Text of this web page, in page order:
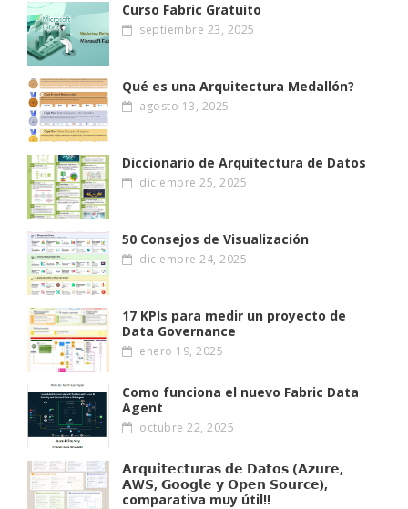
Curso Fabric Gratuito
septiembre 23, 2025
Qué es una Arquitectura Medallón?
agosto 13, 2025
Diccionario de Arquitectura de Datos
diciembre 25, 2025
50 Consejos de Visualización
diciembre 24, 2025
17 KPIs para medir un proyecto de
Data Governance
enero 19, 2025
Como funciona el nuevo Fabric Data
Agent
octubre 22, 2025
𝗔𝗿𝗾𝘂𝗶𝘁𝗲𝗰𝘁𝘂𝗿𝗮𝘀 𝗱𝗲 𝗗𝗮𝘁𝗼𝘀 (𝗔𝘇𝘂𝗿𝗲,
𝗔W𝗦, 𝗚𝗼𝗼𝗴𝗹𝗲 𝘆 𝗢𝗽𝗲𝗻 𝗦𝗼𝘂𝗿𝗰𝗲),
comparativa muy útil!!